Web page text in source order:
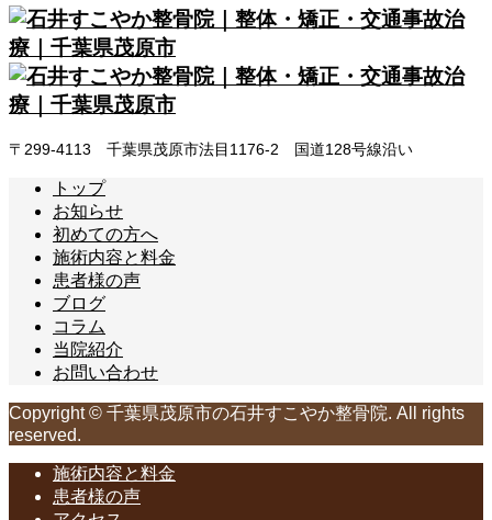
〒299-4113 千葉県茂原市法目1176-2 国道128号線沿い
トップ
お知らせ
初めての方へ
施術内容と料金
患者様の声
ブログ
コラム
当院紹介
お問い合わせ
Copyright © 千葉県茂原市の石井すこやか整骨院. All rights
reserved.
施術内容と料金
患者様の声